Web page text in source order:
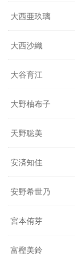
大西亜玖璃
大西沙織
大谷育江
大野柚布子
天野聡美
安済知佳
安野希世乃
宮本侑芽
富樫美鈴